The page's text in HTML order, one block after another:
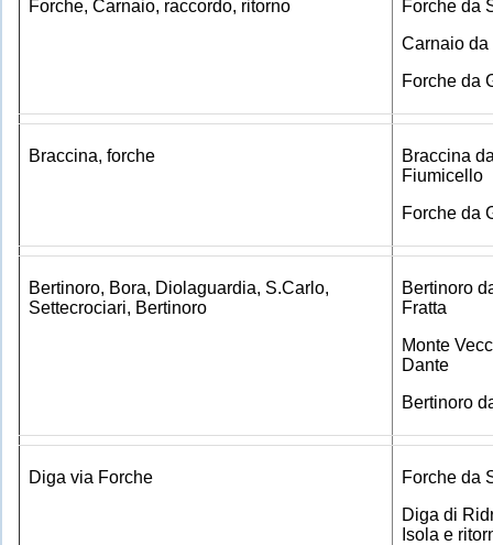
Forche, Carnaio, raccordo, ritorno
Forche da
Carnaio da
Forche da
Braccina, forche
Braccina
Fiumicello
Forche da
Bertinoro, Bora, Diolaguardia, S.Carlo,
Settecrociari, Bertinoro
Bertinoro
Fratta
Monte
Dante
Bertinoro
Diga via Forche
Forche da
Diga di
Isola e